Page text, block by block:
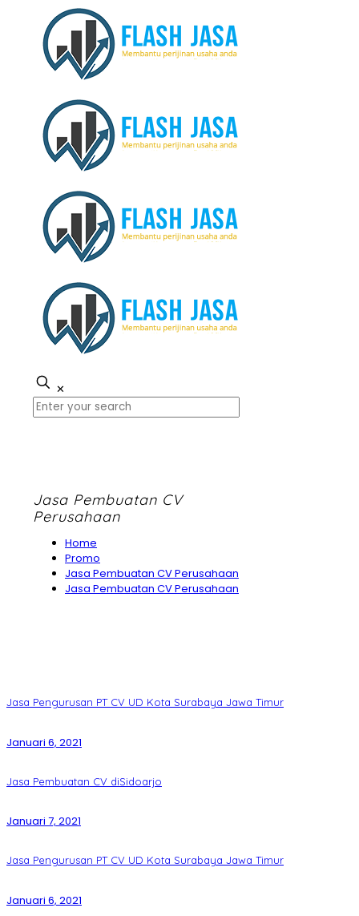
✕
Jasa Pembuatan CV
Perusahaan
Home
Promo
Jasa Pembuatan CV Perusahaan
Jasa Pembuatan CV Perusahaan
Jasa Pengurusan PT CV UD Kota Surabaya Jawa Timur
Januari 6, 2021
Jasa Pembuatan CV diSidoarjo
Januari 7, 2021
Jasa Pengurusan PT CV UD Kota Surabaya Jawa Timur
Januari 6, 2021